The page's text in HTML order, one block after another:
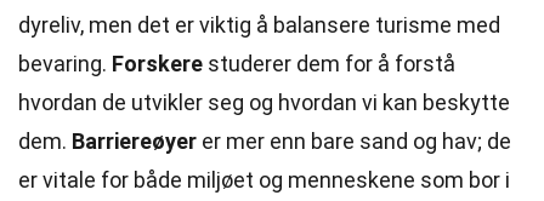
dyreliv, men det er viktig å balansere turisme med
bevaring. Forskere studerer dem for å forstå
hvordan de utvikler seg og hvordan vi kan beskytte
dem. Barriereøyer er mer enn bare sand og hav; de
er vitale for både miljøet og menneskene som bor i